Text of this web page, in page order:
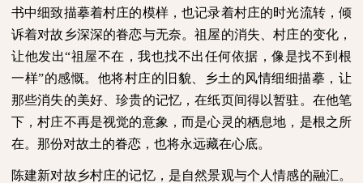
书中细致描摹着村庄的模样，也记录着村庄的时光流转，倾
诉着对故乡深深的眷恋与无奈。祖屋的消失、村庄的变化，
让他发出“祖屋不在，我也找不出任何依据，像是找不到根
一样”的感慨。他将村庄的旧貌、乡土的风情细细描摹，让
那些消失的美好、珍贵的记忆，在纸页间得以暂驻。在他笔
下，村庄不再是视觉的意象，而是心灵的栖息地，是根之所
在。那份对故土的眷恋，也将永远藏在心底。
陈建新对故乡村庄的记忆，是自然景观与个人情感的融汇。